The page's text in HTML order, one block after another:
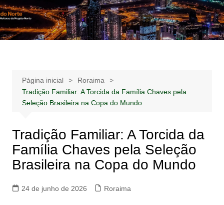
Ir
para
o
Notícias –
Publicidades –
Notícias – Publicidades – Anúncios
Página inicial
Roraima
Tradição Familiar: A Torcida da Família Chaves pela
Seleção Brasileira na Copa do Mundo
Tradição Familiar: A Torcida da
Família Chaves pela Seleção
Brasileira na Copa do Mundo
24 de junho de 2026 Roraima